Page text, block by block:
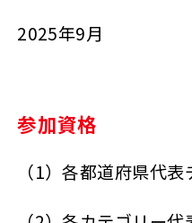
2025年9月
参加資格
（1）各都道府県代表